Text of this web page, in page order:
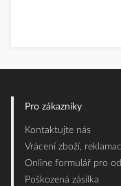
Pro zákazníky
Kontaktujte nás
Vrácení zboží,
Online formulář pro
Poškozená zásilka